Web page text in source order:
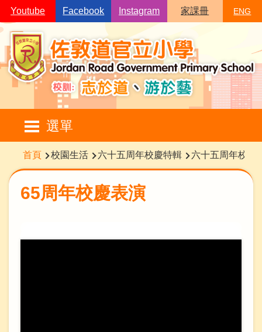
移至主內容
Youtube Facebook Instagram 家課冊 ENG
選單
Main
navigation
導
航
連
首頁 校園生活 六十五周年校慶特輯 六十五周年校慶
65周年校慶表演